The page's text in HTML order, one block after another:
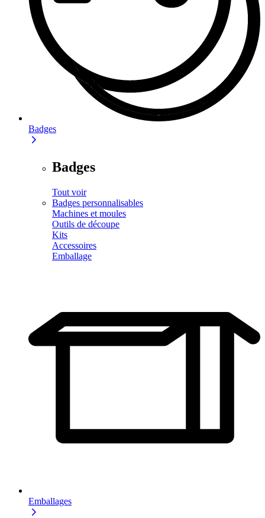
Badges
Badges
Tout voir
Badges personnalisables
Machines et moules
Outils de découpe
Kits
Accessoires
Emballage
Emballages